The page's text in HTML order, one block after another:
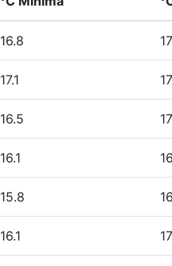
16.8
17.1
16.5
16.1
15.8
16.1